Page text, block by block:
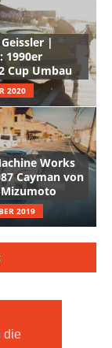
die
|
1990er
Cup Umbau
2020
Works
Cayman von
2019